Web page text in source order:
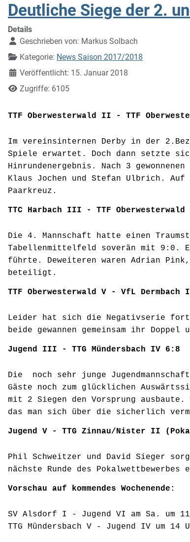
Deutliche Siege der 2.
Details
Geschrieben von: Markus Solbach
Kategorie: News Saison 2017/2018
Veröffentlicht: 15. Januar 2018
Zugriffe: 6105
TTF Oberwesterwald II - TTF
Im vereinsinternen Derby in der
Spiele erwartet. Doch dann setzte
Hinrundenergebnis. Nach 3
Klaus Jochen und Stefan Ulbrich. Auf
Paarkreuz.
TTC Harbach III - TTF
Die 4. Mannschaft hatte einen
Tabellenmittelfeld soverän mit 9:0.
führte. Deweiteren waren Adrian Pink,
beteiligt.
TTF Oberwesterwald V - VfL
Leider hat sich die Negativserie
beide gewannen gemeinsam ihr
Jugend III - TTG Mündersbach IV 6:8
Die noch sehr junge
Gäste noch zum glücklichen
mit 2 Siegen den Vorsprung
das man sich über die sicherlich
Jugend V - TTG Zinnau/Nister II
Phil Schweitzer und David Sieger
nächste Runde des Pokalwettbewerbes
Vorschau auf kommendes Wochenende:
SV Alsdorf I - Jugend VI am Sa. um
TTG Mündersbach V - Jugend IV um 14